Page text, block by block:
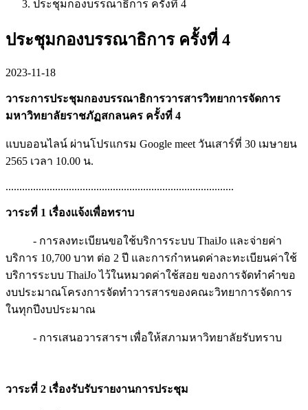
ประชุมกองบรรณาธิการ ครั้งที่ 4
ประชุมกองบรรณาธิการ ครั้งที่ 4
2023-11-18
วาระการประชุมกองบรรณาธิการวารสารวิทยาการจัดการ
มหาวิทยาลัยราชภัฏสกลนคร ครั้งที่ 4
แบบออนไลน์ ผ่านโปรแกรม Google meet วันเสาร์ที่ 30 เมษายน
2565 เวลา 10.00 น.
...................................................................................
วาระที่ 1 เรื่องแจ้งเพื่อทราบ
- การลงทะเบียนขอใช้บริการระบบ ThaiJo และจ่ายค่า
บริการ 10,700 บาท ต่อ 2 ปี และการกำหนดค่าละทะเบียนค่าใช้
บริการระบบ ThaiJo ไว้ในหมวดค่าใช้สอย ของการจัดทำคำขอ
งบประมาณโครงการจัดทำวารสารของคณะวิทยาการจัดการ
ในทุกปีงบประมาณ
- การเสนอวารสารฯ เพื่อให้สภามหาวิทยาลัยรับทราบ
วาระที่ 2 เรื่องรับรับรายงานการประชุม